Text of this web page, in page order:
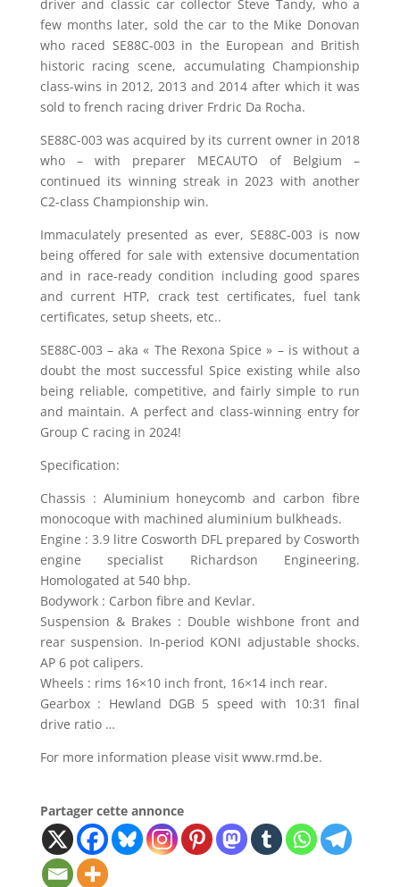
driver and classic car collector Steve Tandy, who a
few months later, sold the car to the Mike Donovan
who raced SE88C-003 in the European and British
historic racing scene, accumulating Championship
class-wins in 2012, 2013 and 2014 after which it was
sold to french racing driver Frdric Da Rocha.
SE88C-003 was acquired by its current owner in 2018
who – with preparer MECAUTO of Belgium –
continued its winning streak in 2023 with another
C2-class Championship win.
Immaculately presented as ever, SE88C-003 is now
being offered for sale with extensive documentation
and in race-ready condition including good spares
and current HTP, crack test certificates, fuel tank
certificates, setup sheets, etc..
SE88C-003 – aka « The Rexona Spice » – is without a
doubt the most successful Spice existing while also
being reliable, competitive, and fairly simple to run
and maintain. A perfect and class-winning entry for
Group C racing in 2024!
Specification:
Chassis : Aluminium honeycomb and carbon fibre
monocoque with machined aluminium bulkheads.
Engine : 3.9 litre Cosworth DFL prepared by Cosworth
engine specialist Richardson Engineering.
Homologated at 540 bhp.
Bodywork : Carbon fibre and Kevlar.
Suspension & Brakes : Double wishbone front and
rear suspension. In-period KONI adjustable shocks.
AP 6 pot calipers.
Wheels : rims 16×10 inch front, 16×14 inch rear.
Gearbox : Hewland DGB 5 speed with 10:31 final
drive ratio …
For more information please visit www.rmd.be.
Partager cette annonce